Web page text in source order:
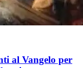
al Vangelo per